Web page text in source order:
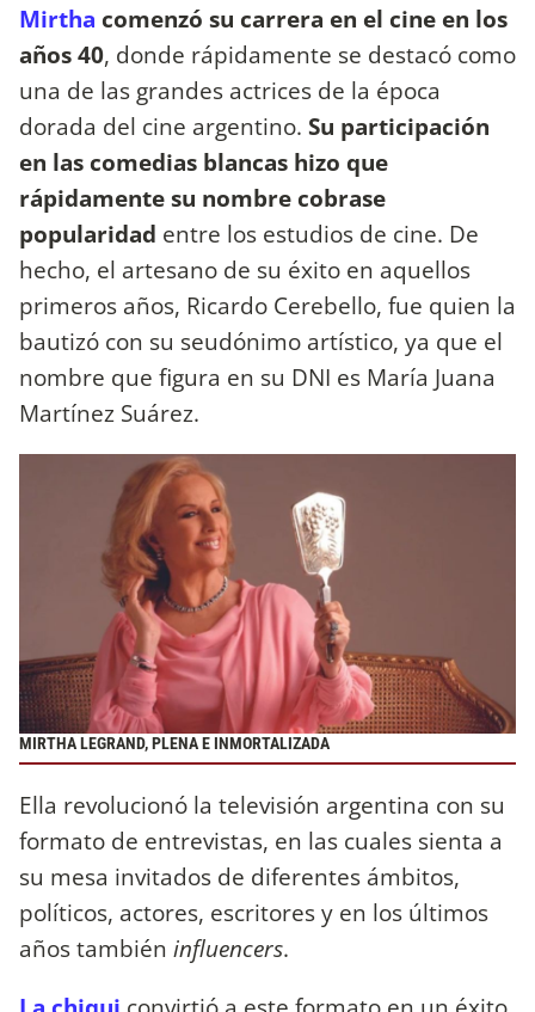
Mirtha comenzó su carrera en el cine en los
años 40, donde rápidamente se destacó como
una de las grandes actrices de la época
dorada del cine argentino. Su participación
en las comedias blancas hizo que
rápidamente su nombre cobrase
popularidad entre los estudios de cine. De
hecho, el artesano de su éxito en aquellos
primeros años, Ricardo Cerebello, fue quien la
bautizó con su seudónimo artístico, ya que el
nombre que figura en su DNI es María Juana
Martínez Suárez.
MIRTHA LEGRAND, PLENA E INMORTALIZADA
Ella revolucionó la televisión argentina con su
formato de entrevistas, en las cuales sienta a
su mesa invitados de diferentes ámbitos,
políticos, actores, escritores y en los últimos
años también influencers.